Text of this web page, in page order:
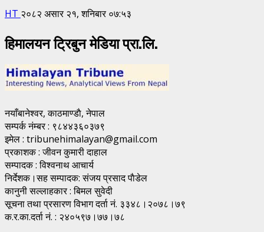
HT २०८२ असार २१, शनिबार ०७:५३
हिमालयन ट्रिबुन मेडिया प्रा.लि.
नयाँबानेश्वर, काठमाण्डाै, नेपाल
सम्पर्क नंम्बर : ९८४४३६०३७९
इमेल : tribunehimalayan@gmail.com
प्रकाशक : जीवन कुमारी दाहाल
सम्पादक : विश्वनाथ आचार्य
निर्देशक।सह सम्पादक: संजय प्रसाद पाैडेल
कानुनी सल्लाहकार : बिमल सुवेदी
सूचना तथा प्रसारण विभाग दर्ता नं. ३३४८।२०७८।७९
क.र.का.दर्ता नं. : २४०५९७।७७।७८